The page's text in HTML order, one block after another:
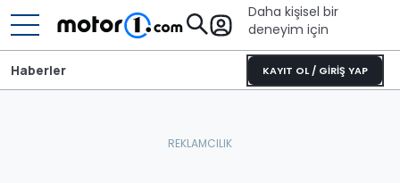
Daha kişisel bir
deneyim için
KAYIT OL / GİRİŞ YAP
Haberler